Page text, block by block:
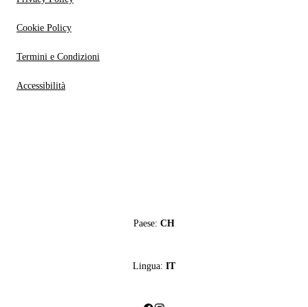
Cookie Policy
Termini e Condizioni
Accessibilità
Paese: CH
Lingua: IT